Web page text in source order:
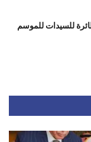
للسيدات للموسم